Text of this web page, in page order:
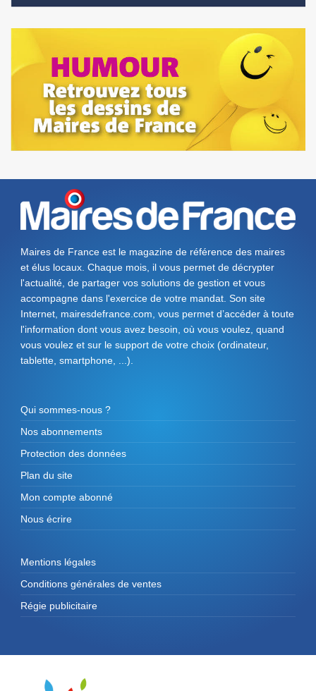
Maires de France est le magazine de référence des maires
et élus locaux. Chaque mois, il vous permet de décrypter
l'actualité, de partager vos solutions de gestion et vous
accompagne dans l'exercice de votre mandat. Son site
Internet, mairesdefrance.com, vous permet d’accéder à toute
l'information dont vous avez besoin, où vous voulez, quand
vous voulez et sur le support de votre choix (ordinateur,
tablette, smartphone, ...).
Qui sommes-nous ?
Nos abonnements
Protection des données
Plan du site
Mon compte abonné
Nous écrire
Mentions légales
Conditions générales de ventes
Régie publicitaire